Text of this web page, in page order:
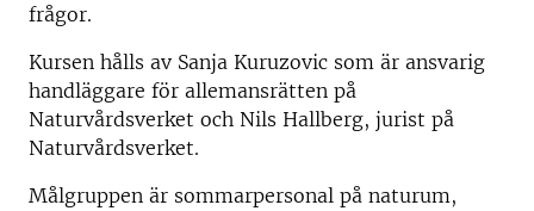
frågor.
Kursen hålls av Sanja Kuruzovic som är ansvarig
handläggare för allemansrätten på
Naturvårdsverket och Nils Hallberg, jurist på
Naturvårdsverket.
Målgruppen är sommarpersonal på naturum,